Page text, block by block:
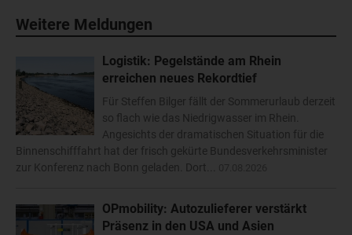
Weitere Meldungen
Logistik: Pegelstände am Rhein
erreichen neues Rekordtief
Für Steffen Bilger fällt der Sommerurlaub derzeit
so flach wie das Niedrigwasser im Rhein.
Angesichts der dramatischen Situation für die
Binnenschifffahrt hat der frisch gekürte Bundesverkehrsminister
zur Konferenz nach Bonn geladen. Dort...
OPmobility: Autozulieferer verstärkt
Präsenz in den USA und Asien